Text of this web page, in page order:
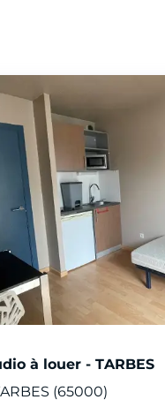
à louer - TARBES
(65000)